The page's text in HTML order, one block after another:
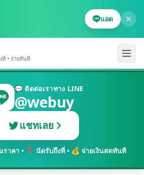
แอด
ที่ • จ่ายทันที
💬 ติดต่อเราทาง LINE
@webuy
แชทเลย
ราคา • 📍 นัดรับถึงที่ • 💰 จ่ายเงินสดทันที